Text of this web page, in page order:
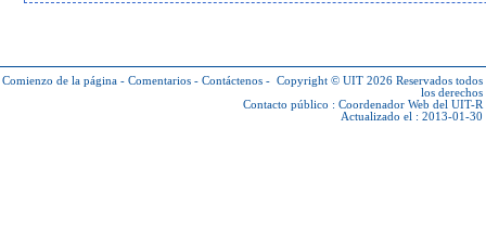
Comienzo de la página - Comentarios - Contáctenos - Copyright © UIT 2026 Reservados todos
los derechos
Contacto público : Coordenador Web del UIT-R
Actualizado el : 2013-01-30